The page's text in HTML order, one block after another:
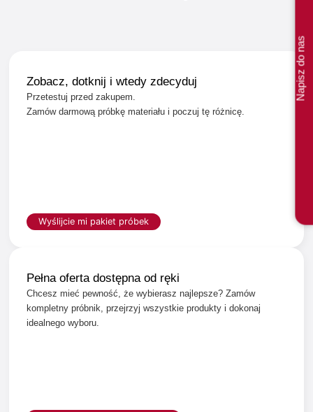
Zobacz, dotknij i wtedy zdecyduj
Przetestuj przed zakupem.
Zamów darmową próbkę materiału i poczuj tę różnicę.
Wyślijcie mi pakiet próbek
Pełna oferta dostępna od ręki
Chcesz mieć pewność, że wybierasz najlepsze? Zamów
kompletny próbnik, przejrzyj wszystkie produkty i dokonaj
idealnego wyboru.
Napisz do nas